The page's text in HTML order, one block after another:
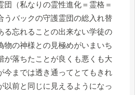
団（私なりの霊性進化＝霊格＝
うバックの守護霊団の総入れ替
る忘れることの出来ない学徒の
物の神様との見極めがいまいち
が落ちたことが良くも悪くも大
今までは透き通ってとてもきれ
以前と同じに見えるようになっ